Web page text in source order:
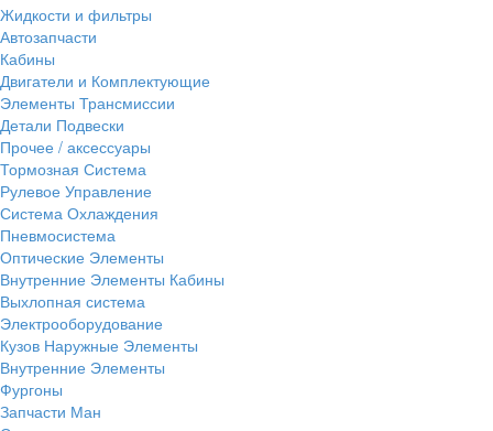
Жидкости и фильтры
Автозапчасти
Кабины
Двигатели и Комплектующие
Элементы Трансмиссии
Детали Подвески
Прочее / аксессуары
Тормозная Система
Рулевое Управление
Система Охлаждения
Пневмосистема
Оптические Элементы
Внутренние Элементы Кабины
Выхлопная система
Электрооборудование
Кузов Наружные Элементы
Внутренние Элементы
Фургоны
Запчасти Ман